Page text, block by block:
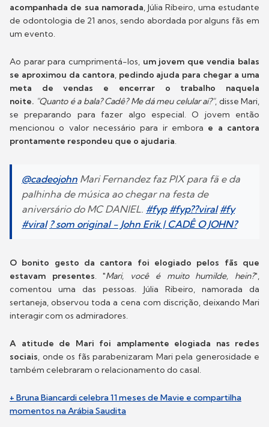
acompanhada de sua namorada, Júlia Ribeiro, uma estudante
de odontologia de 21 anos, sendo abordada por alguns fãs em
um evento.
Ao parar para cumprimentá-los, um jovem que vendia balas
se aproximou da cantora,pedindo ajuda para chegar a uma
meta de vendas e encerrar o trabalho naquela
noite. "Quanto é a bala? Cadê? Me dá meu celular aí?", disse Mari,
se preparando para fazer algo especial. O jovem então
mencionou o valor necessário para ir embora e a cantora
prontamente respondeu que o ajudaria.
@cadeojohn Mari Fernandez faz PIX para fã e da
palhinha de música ao chegar na festa de
aniversário do MC DANIEL. #fyp #fyp??viral #fy
#viral ? som original - John Erik | CADÊ O JOHN?
O bonito gesto da cantora foi elogiado pelos fãs que
estavam presentes. "Mari, você é muito humilde, hein?",
comentou uma das pessoas. Júlia Ribeiro, namorada da
sertaneja, observou toda a cena com discrição, deixando Mari
interagir com os admiradores.
A atitude de Mari foi amplamente elogiada nas redes
sociais, onde os fãs parabenizaram Mari pela generosidade e
também celebraram o relacionamento do casal.
+ Bruna Biancardi celebra 11 meses de Mavie e compartilha
momentos na Arábia Saudita